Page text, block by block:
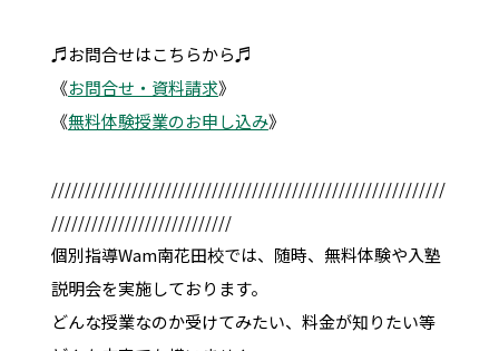
♬お問合せはこちらから♬
《お問合せ・資料請求》
《無料体験授業のお申し込み》
///////////////////////////////////////////////////////////
///////////////////////////
個別指導Wam南花田校では、随時、無料体験や入塾
説明会を実施しております。
どんな授業なのか受けてみたい、料金が知りたい等